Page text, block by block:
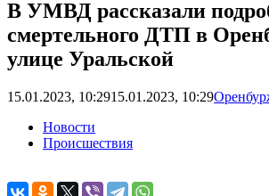
В УМВД рассказали
смертельного ДТП в
улице Уральской
15.01.2023, 10:2915.01.2023, 10:29
Новости
Происшествия